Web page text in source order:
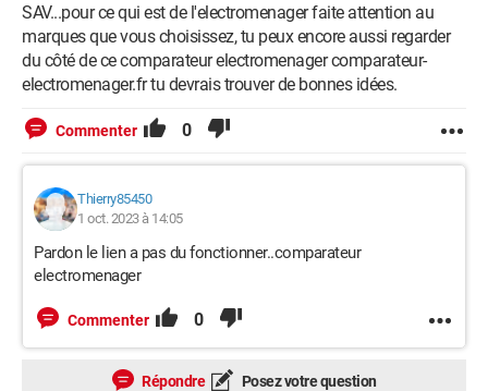
SAV...pour ce qui est de l'electromenager faite attention au
marques que vous choisissez, tu peux encore aussi regarder
du côté de ce comparateur electromenager comparateur-
electromenager.fr tu devrais trouver de bonnes idées.
Commenter 0
Thierry85450
1 oct. 2023 à 14:05
Pardon le lien a pas du fonctionner..comparateur
electromenager
Commenter 0
Répondre Posez votre question